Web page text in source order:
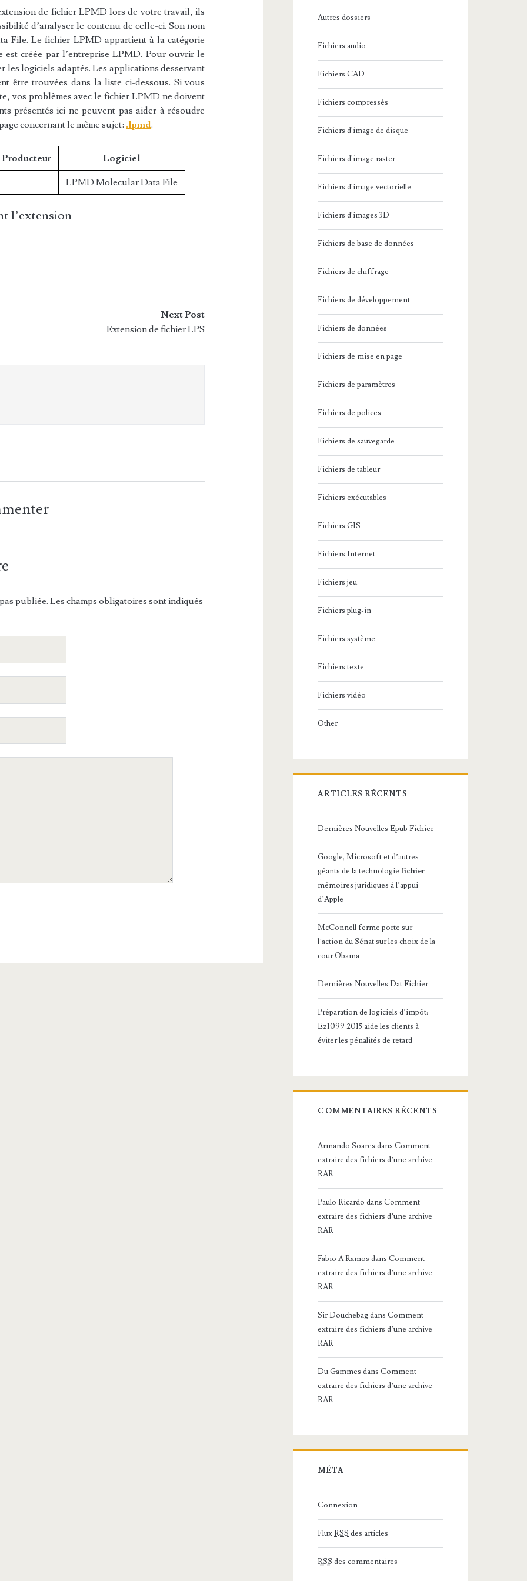
de fichier LPMD lors de votre travail, ils
d’analyser le contenu de celle-ci. Son nom
File. Le fichier LPMD appartient à la catégorie
est créée par l’entreprise LPMD. Pour ouvrir le
logiciels adaptés. Les applications desservant
être trouvées dans la liste ci-dessous. Si vous
vos problèmes avec le fichier LPMD ne doivent
présentés ici ne peuvent pas aider à résoudre
concernant le même sujet: .lpmd.
Producteur Logiciel
LPMD Molecular Data File
l’extension
Next Post
Extension de fichier LPS
publiée. Les champs obligatoires sont indiqués
Autres dossiers
Fichiers audio
Fichiers CAD
Fichiers compressés
Fichiers d'image de disque
Fichiers d'image raster
Fichiers d'image vectorielle
Fichiers d'images 3D
Fichiers de base de données
Fichiers de chiffrage
Fichiers de développement
Fichiers de données
Fichiers de mise en page
Fichiers de paramètres
Fichiers de polices
Fichiers de sauvegarde
Fichiers de tableur
Fichiers exécutables
Fichiers GIS
Fichiers Internet
Fichiers jeu
Fichiers plug-in
Fichiers système
Fichiers texte
Fichiers vidéo
Other
ARTICLES RÉCENTS
Dernières Nouvelles Epub Fichier
Google, Microsoft et d’autres
géants de la technologiefichier
mémoires juridiques à l’appui
d’Apple
McConnell ferme porte sur
l’action du Sénat sur les choix de la
cour Obama
Dernières Nouvelles Dat Fichier
Préparation de logiciels d’impôt:
Ez1099 2015 aide les clients à
éviter les pénalités de retard
COMMENTAIRES RÉCENTS
Armando Soares dansComment
extraire des fichiers d’une archive
RAR
Paulo Ricardo dansComment
extraire des fichiers d’une archive
RAR
Fabio A Ramos dansComment
extraire des fichiers d’une archive
RAR
Sir DouchebagdansComment
extraire des fichiers d’une archive
RAR
Du Gammes dansComment
extraire des fichiers d’une archive
RAR
MÉTA
Connexion
FluxRSS des articles
RSS des commentaires